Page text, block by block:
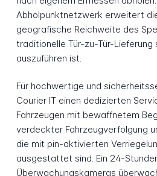
Abholpunktnetzwerk erweitert
geografische Reichweite des
traditionelle Tür-zu-Tür-
auszuführen ist.
Für hochwertige und
Courier IT einen dedizierten
Fahrzeugen mit bewaffnetem
verdeckter Fahrzeugverfolgung
die mit pin-aktivierten
ausgestattet sind. Ein 24-
Überwachungskameras